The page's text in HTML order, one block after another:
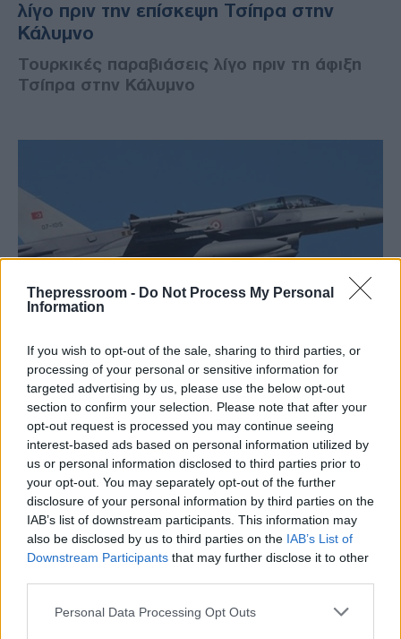
Thepressroom - Do Not Process My Personal
Information
If you wish to opt-out of the sale, sharing to third parties, or
processing of your personal or sensitive information for
targeted advertising by us, please use the below opt-out
section to confirm your selection. Please note that after your
opt-out request is processed you may continue seeing
interest-based ads based on personal information utilized by
us or personal information disclosed to third parties prior to
your opt-out. You may separately opt-out of the further
disclosure of your personal information by third parties on the
IAB’s list of downstream participants. This information may
also be disclosed by us to third parties on the IAB’s List of
Downstream Participants that may further disclose it to other
Please note that this website/app uses one or more Google
Personal Data Processing Opt Outs
λίγο πριν την επίσκεψη Τσίπρα στην
Κάλυμνο
Τουρκικές παραβιάσεις λίγο πριν τη άφιξη
Τσίπρα στην Κάλυμνο
ΕΛΛΑΔΑ
21/12/2017 - 20:26
Και νέες παραβιάσεις στο Αιγαίο με
οπλισμένα F-16
Εμφανίστηκαν ξανά οπλισμένα F- 16 της
Τουρκικής Πολεμικής Αεροπορίας πάνω από
το Αιγαίο